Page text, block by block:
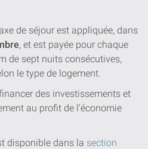
de séjour est appliquée, dans
, et est payée pour chaque
de sept nuits consécutives,
le type de logement.
des investissements et
au profit de l'économie
disponible dans la section